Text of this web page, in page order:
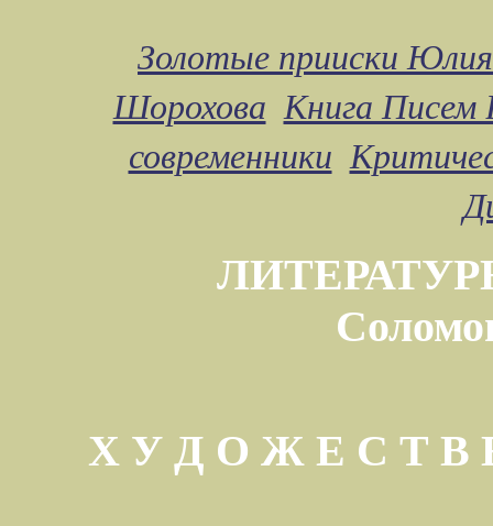
Золотые прииски
Шорохова Книга Писем
современники
Х У Д О Ж Е С Т